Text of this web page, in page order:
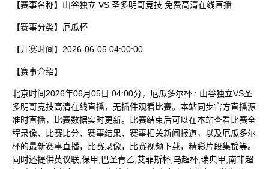
【赛事名称】 山谷独立 VS 圣多明哥竞技 免费高清在线直播
【赛事分类】 厄瓜杯
【开赛时间】 2026-06-05 04:00:00
【赛事介绍】
北京时间2026年06月05日 04:00分，厄瓜多尔杯 : 山谷独立VS圣
多明哥竞技高清在线直播，无插件观看比赛。本站同步官方直播源
准时直播，比赛数据实时更新。比赛结束后可以在本站查看比赛全
程录像、比赛比分、赛事结果、赛事相关新闻报道，以及厄瓜多尔
杯的最新赛事直播，比赛录像，比赛视频下载，精彩片段集锦等。
同时还提供英议联,保甲,巴圣青乙,艾菲斯杯,乌超杯,瑞典甲,南非超